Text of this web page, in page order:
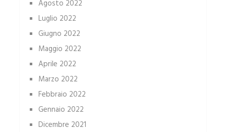
Agosto 2022
Luglio 2022
Giugno 2022
Maggio 2022
Aprile 2022
Marzo 2022
Febbraio 2022
Gennaio 2022
Dicembre 2021